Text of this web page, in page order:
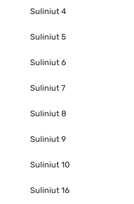
Suliniut 4
Suliniut 5
Suliniut 6
Suliniut 7
Suliniut 8
Suliniut 9
Suliniut 10
Suliniut 16